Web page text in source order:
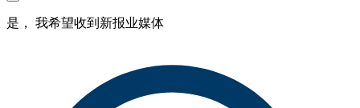
是， 我希望收到新报业媒体